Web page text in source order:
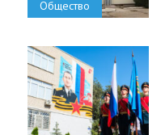
Общество